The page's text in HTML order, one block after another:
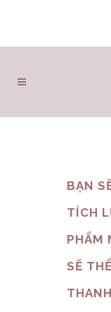
BẠN
TÍCH
PHẨM
SẼ